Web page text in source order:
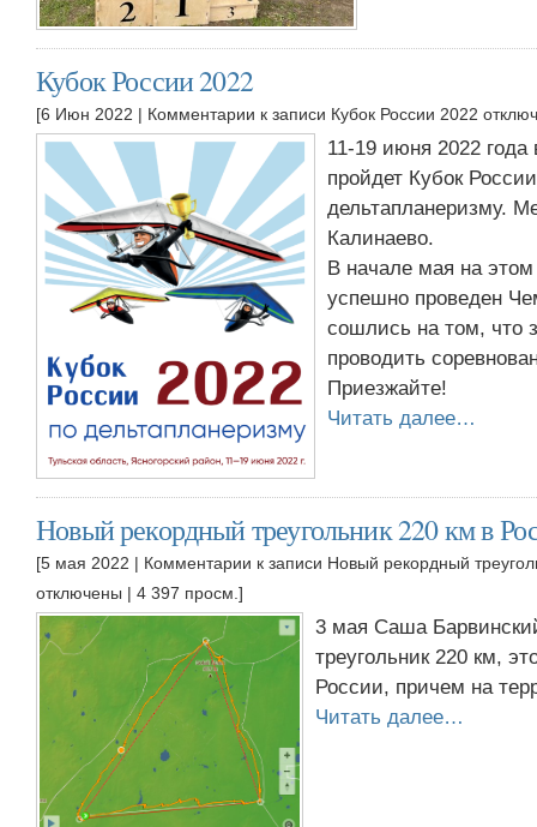
Кубок России 2022
[6 Июн 2022 | Комментарии к записи Кубок России 2022
11-19 июня 2022 года
пройдет Кубок
дельтапланеризму.
Калинаево.
В начале мая на
успешно проведен
сошлись на том, что
проводить
Приезжайте!
Читать далее…
Новый рекордный треугольник 220 км в
[5 мая 2022 | Комментарии к записи Новый рекордный
отключены | 4 397 просм.]
3 мая Саша
треугольник 220 км,
России, причем на
Читать далее…